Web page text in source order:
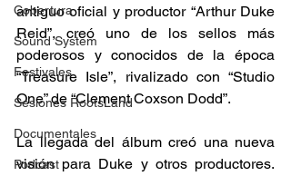
Cobertura
Sound System
Festivales
Sesiones RootsLand
Documentales
Podcast
antiguo oficial y productor “Arthur Duke
Reid”, creó uno de los sellos más
poderosos y conocidos de la época
“Treasure Isle”, rivalizado con “Studio
One” de “Clement Coxson Dodd”.
La llegada del álbum creó una nueva
visión para Duke y otros productores.